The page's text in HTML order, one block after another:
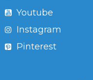
Youtube
Instagram
Pinterest